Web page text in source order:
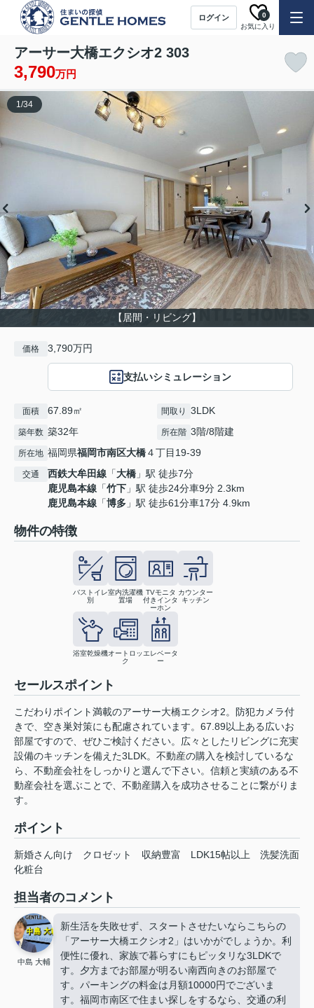
ログイン
お気に入り
0
アーサー大橋エクシオ2 303
3,790万円
【居間・リビング】
1/34
価格 3,790万円
支払いシミュレーション
面積 67.89㎡ 間取り 3LDK
築年数 築32年 所在階 3階/8階建
所在地 福岡県福岡市南区大橋４丁目19-39
交通 西鉄大牟田線 「大橋 」駅 徒歩7分
鹿児島本線 「竹下 」駅 徒歩24分車9分 2.3km
鹿児島本線 「博多 」駅 徒歩61分車17分 4.9km
物件の特徴
バストイレ
別
室内洗濯機
置場
TVモニタ
付きインタ
ーホン
カウンター
キッチン
浴室乾燥機オートロッ
ク
エレベータ
ー
セールスポイント
こだわりポイント満載のアーサー大橋エクシオ2。防犯カメラ付
きで、空き巣対策にも配慮されています。67.89以上ある広いお
部屋ですので、ぜひご検討ください。広々としたリビングに充実
設備のキッチンを備えた3LDK。不動産の購入を検討しているな
ら、不動産会社をしっかりと選んで下さい。信頼と実績のある不
動産会社を選ぶことで、不動産購入を成功させることに繋がりま
す。
ポイント
新婚さん向け クロゼット 収納豊富 LDK15帖以上
洗髪洗面
化粧台
担当者のコメント
中島 大輔
新生活を失敗せず、スタートさせたいならこちらの
「アーサー大橋エクシオ2」はいかがでしょうか。利
便性に優れ、家族で暮らすにもピッタリな3LDKで
す。夕方までお部屋が明るい南西向きのお部屋で
す。パーキングの料金は月額10000円でございま
す。福岡市南区で住まい探しをするなら、交通の利